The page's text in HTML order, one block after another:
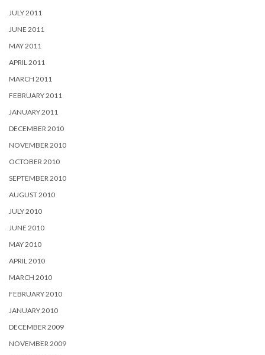
JULY 2011
JUNE 2011
MAY 2011
APRIL 2011
MARCH 2011
FEBRUARY 2011
JANUARY 2011
DECEMBER 2010
NOVEMBER 2010
OCTOBER 2010
SEPTEMBER 2010
AUGUST 2010
JULY 2010
JUNE 2010
MAY 2010
APRIL 2010
MARCH 2010
FEBRUARY 2010
JANUARY 2010
DECEMBER 2009
NOVEMBER 2009